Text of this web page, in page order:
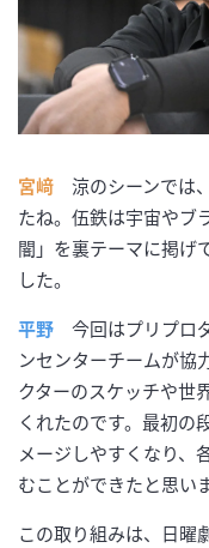
宮﨑 涼のシーンでは
たね。伍鉄は宇宙やブ
闇」を裏テーマに掲げ
した。
平野 今回はプリプロ
ンセンターチームが協
クターのスケッチや世
くれたのです。最初の
メージしやすくなり、
むことができたと思いま
この取り組みは、日曜